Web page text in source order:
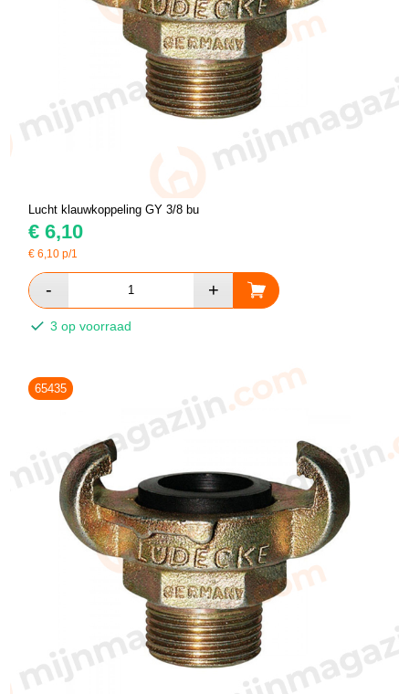
Lucht klauwkoppeling GY 3/8 bu
€ 6,10
€6,10 p/1
3 op voorraad
65435